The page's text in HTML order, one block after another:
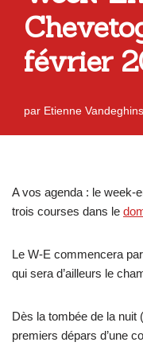
février
par Etienne
A vos agenda : le week-
trois courses dans le
Le W-E commencera
qui sera d’ailleurs le
Dès la tombée de la nuit
premiers dépars d’une